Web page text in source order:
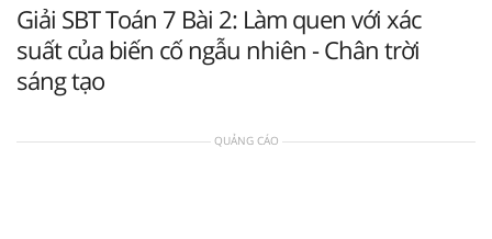
Giải SBT Toán 7 Bài 2: Làm quen với xác
suất của biến cố ngẫu nhiên - Chân trời
sáng tạo
QUẢNG CÁO